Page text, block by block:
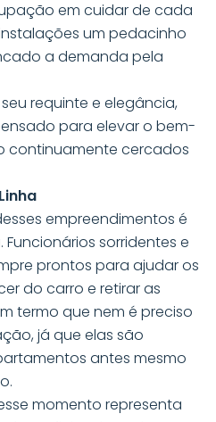
em cuidar de cada
um pedacinho
a demanda pela
requinte e elegância,
para elevar o bem-
continuamente cercados
empreendimentos é
sorridentes e
prontos para ajudar os
do carro e retirar as
termo que nem é preciso
já que elas são
antes mesmo
momento representa